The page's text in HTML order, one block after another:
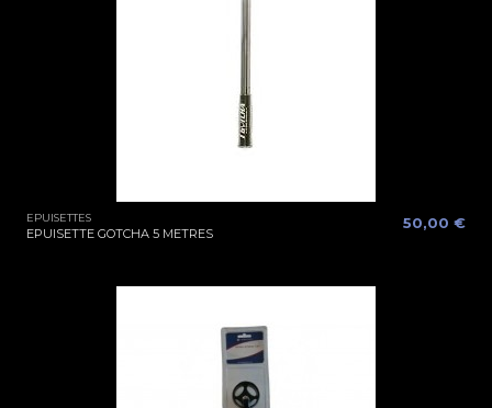
EPUISETTES
EPUISETTE GOTCHA 5 METRES
50,00 €